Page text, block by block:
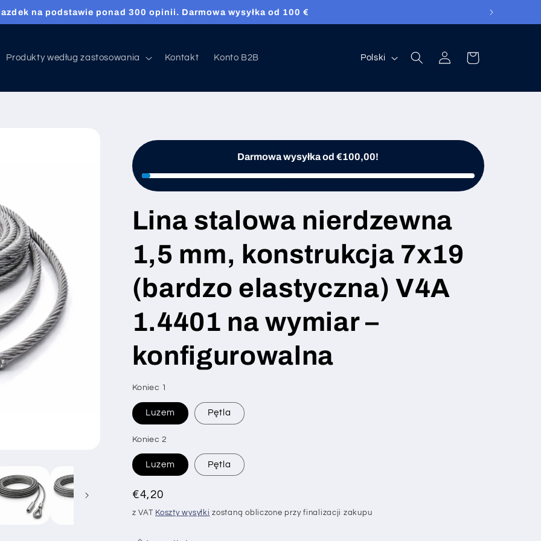
druciane i siatki zgrzewane na wymiar z darmową dostawą!
Produkty według zastosowania Kontakt Konto B2B Język
Polski
Zaloguj
się
Koszyk
Darmowa wysyłka od €100,00!
Lina stalowa nierdzewna
1,5 mm, konstrukcja 7x19
(bardzo elastyczna) V4A
1.4401 na wymiar –
konfigurowalna
SKU:
Koniec 1
Luzem Pętla
Koniec 2
Luzem Pętla
Cena
regularna
€4,20
z VAT Koszty wysyłki zostaną obliczone przy finalizacji zakupu